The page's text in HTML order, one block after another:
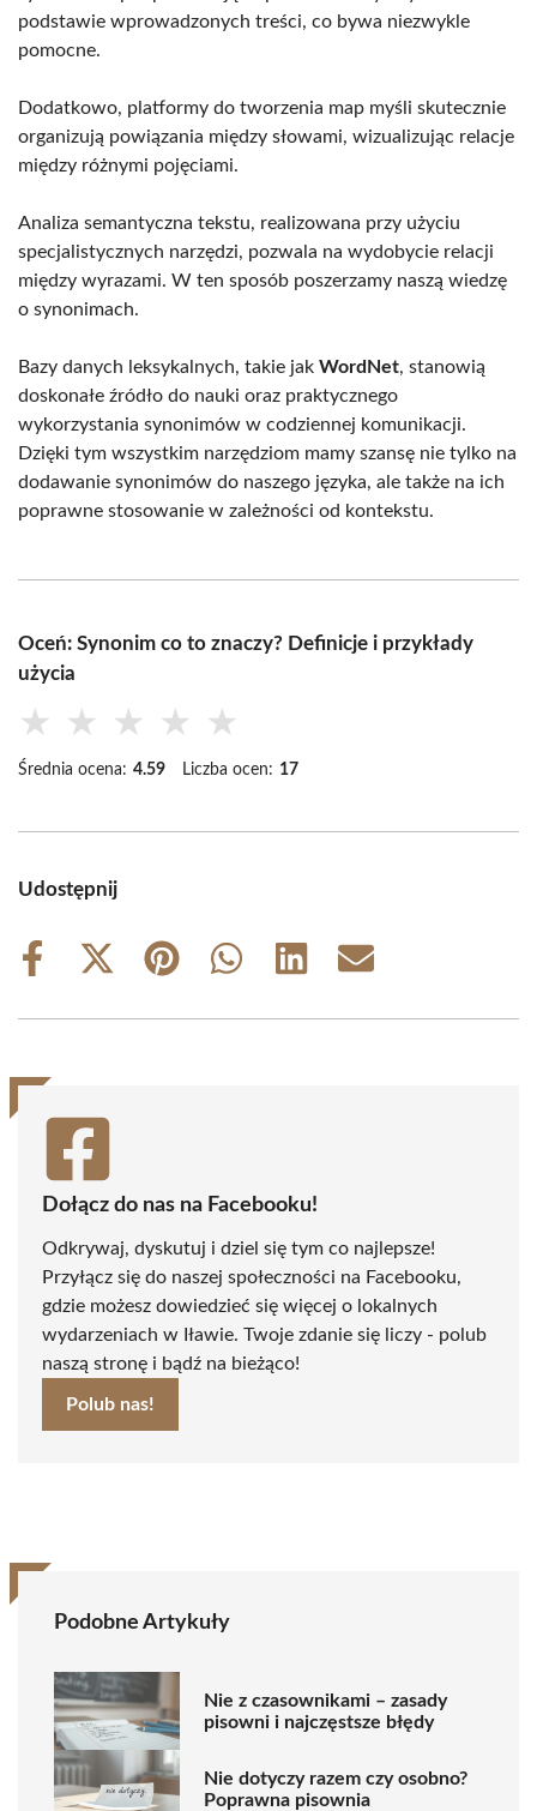
podstawie wprowadzonych treści, co bywa niezwykle
pomocne.
Dodatkowo, platformy do tworzenia map myśli skutecznie
organizują powiązania między słowami, wizualizując relacje
między różnymi pojęciami.
Analiza semantyczna tekstu, realizowana przy użyciu
specjalistycznych narzędzi, pozwala na wydobycie relacji
między wyrazami. W ten sposób poszerzamy naszą wiedzę
o synonimach.
Bazy danych leksykalnych, takie jak WordNet, stanowią
doskonałe źródło do nauki oraz praktycznego
wykorzystania synonimów w codziennej komunikacji.
Dzięki tym wszystkim narzędziom mamy szansę nie tylko na
dodawanie synonimów do naszego języka, ale także na ich
poprawne stosowanie w zależności od kontekstu.
Oceń: Synonim co to znaczy? Definicje i przykłady
użycia
★ ★ ★ ★ ★
Średnia ocena: 4.59 Liczba ocen: 17
Udostępnij
Share
Share
(Twitter)
Share
Share
Share
Share
Dołącz do nas na Facebooku!
Odkrywaj, dyskutuj i dziel się tym co najlepsze!
Przyłącz się do naszej społeczności na Facebooku,
gdzie możesz dowiedzieć się więcej o lokalnych
wydarzeniach w Iławie. Twoje zdanie się liczy - polub
naszą stronę i bądź na bieżąco!
Polub nas!
Podobne Artykuły
Nie z czasownikami – zasady
pisowni i najczęstsze błędy
Nie dotyczy razem czy osobno?
Poprawna pisownia